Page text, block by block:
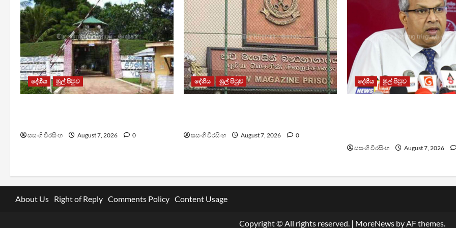
දේශීය මුල් පිටුව
සසංගි වීරසිංහ August 7, 2026 0
දේශීය මුල් පිටුව
සසංගි වීරසිංහ August 7, 2026 0
දේශීය මුල් පිටුව
සසංගි වීරසිංහ August 7, 2026
About Us Right of Reply Comments Policy Content Usage
Copyright © All rights reserved. | MoreNewsby AF themes.